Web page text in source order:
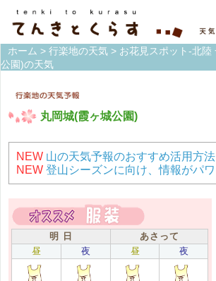
ホーム > 行楽地の天気 > お花見スポット-北陸
公園)の天気
丸岡城(霞ヶ城公園)
NEW 山の天気予報のおすすめ活用方法
NEW 登山シーズンに向け、情報がパワ
明 日
あさって
昼
夜 昼 夜